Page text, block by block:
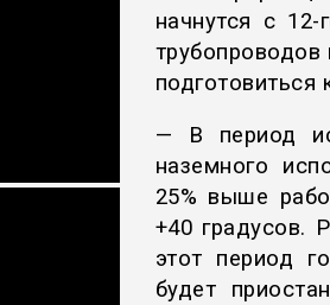
начнутся с
трубопроводов
— В период
наземного
25% выше
+40 градусов.
этот период
будет